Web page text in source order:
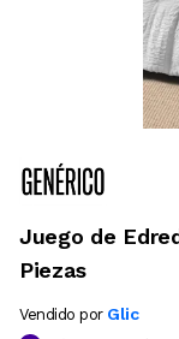
Juego de
Piezas
Vendido por Glic